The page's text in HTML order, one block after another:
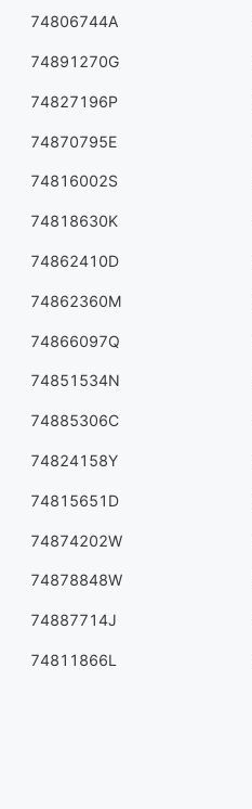
74806744A
74891270G
74827196P
74870795E
74816002S
74818630K
74862410D
74862360M
74866097Q
74851534N
74885306C
74824158Y
74815651D
74874202W
74878848W
74887714J
74811866L